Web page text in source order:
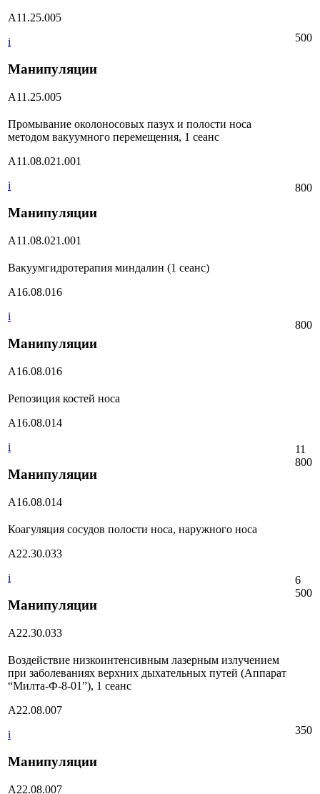
А11.25.005
i
Манипуляции
А11.25.005
500
Промывание околоносовых пазух и полости носа
методом вакуумного перемещения, 1 сеанс
А11.08.021.001
i
Манипуляции
А11.08.021.001
800
Вакуумгидротерапия миндалин (1 сеанс)
А16.08.016
i
Манипуляции
А16.08.016
800
Репозиция костей носа
А16.08.014
i
Манипуляции
А16.08.014
11
800
Коагуляция сосудов полости носа, наружного носа
А22.30.033
i
Манипуляции
А22.30.033
6
500
Воздействие низкоинтенсивным лазерным излучением
при заболеваниях верхних дыхательных путей (Аппарат
“Милта-Ф-8-01”), 1 сеанс
А22.08.007
i
Манипуляции
А22.08.007
350